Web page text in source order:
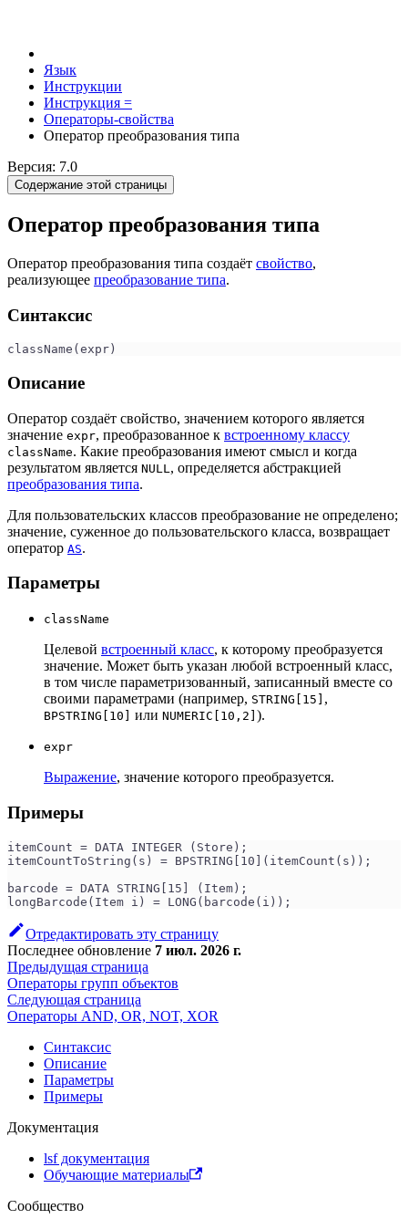
Язык
Инструкции
Инструкция =
Операторы-свойства
Оператор преобразования типа
Версия: 7.0
Содержание этой страницы
Оператор преобразования типа
Оператор преобразования типа создаёт свойство,
реализующее преобразование типа.
Синтаксис
className(expr)
Описание
Оператор создаёт свойство, значением которого является
значение expr, преобразованное к встроенному классу
className. Какие преобразования имеют смысл и когда
результатом является NULL , определяется абстракцией
преобразования типа.
Для пользовательских классов преобразование не определено;
значение, суженное до пользовательского класса, возвращает
оператор AS.
Параметры
className
Целевой встроенный класс, к которому преобразуется
значение. Может быть указан любой встроенный класс,
в том числе параметризованный, записанный вместе со
своими параметрами (например, STRING[15] ,
BPSTRING[10] или NUMERIC[10,2] ).
expr
Выражение, значение которого преобразуется.
Примеры
itemCount = DATA INTEGER (Store);
itemCountToString(s) = BPSTRING[10](itemCount(s));
barcode = DATA STRING[15] (Item);
longBarcode(Item i) = LONG(barcode(i));
Отредактировать эту страницу
Последнее обновление 7 июл. 2026 г.
Предыдущая страница
Операторы групп объектов
Следующая страница
Операторы AND, OR, NOT, XOR
Синтаксис
Описание
Параметры
Примеры
Документация
lsf документация
Обучающие материалы
Сообщество